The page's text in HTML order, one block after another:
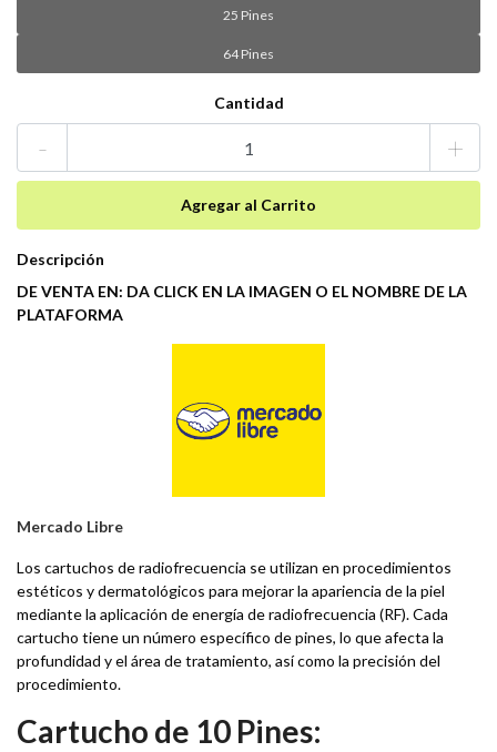
25 Pines
64 Pines
Cantidad
- +
Descripción
DE VENTA EN: DA CLICK EN LA IMAGEN O EL NOMBRE DE LA
PLATAFORMA
Mercado Libre
Los cartuchos de radiofrecuencia se utilizan en procedimientos
estéticos y dermatológicos para mejorar la apariencia de la piel
mediante la aplicación de energía de radiofrecuencia (RF). Cada
cartucho tiene un número específico de pines, lo que afecta la
profundidad y el área de tratamiento, así como la precisión del
procedimiento.
Cartucho de 10 Pines: